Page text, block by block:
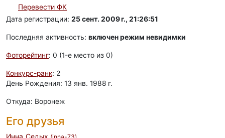
Перевести ФК
Дата регистрации: 25 сент. 2009 г., 21:26:51
Последняя активность: включен режим невидимки
Фоторейтинг: 0 (1-e место из 0)
Конкурс-ранк: 2
День Рождения: 13 янв. 1988 г.
Откуда: Воронеж
Его друзья